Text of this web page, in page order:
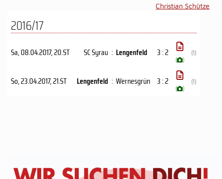
Christian Schütze
2016/17
Sa, 08.04.2017, 20.ST SC Syrau : Lengenfeld 3 : 2
( )
(1)
So, 23.04.2017, 21.ST Lengenfeld : Wernesgrün 3 : 2
( )
(1)